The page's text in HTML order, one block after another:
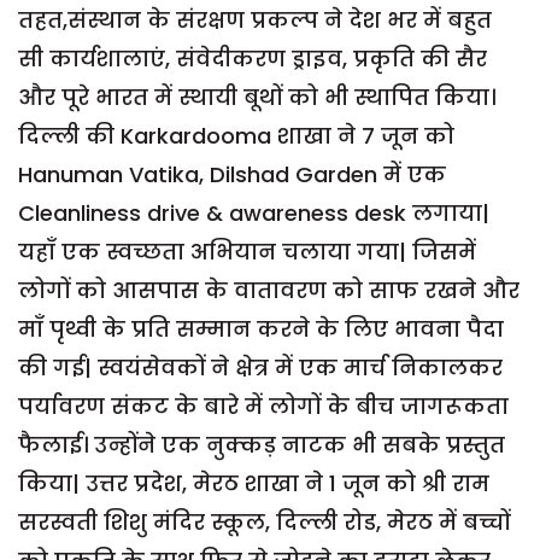
तहत,संस्थान के संरक्षण प्रकल्प ने देश भर में बहुत
सी कार्यशालाएं, संवेदीकरण ड्राइव, प्रकृति की सैर
और पूरे भारत में स्थायी बूथों को भी स्थापित किया।
दिल्ली की Karkardooma शाखा ने 7 जून को
Hanuman Vatika, Dilshad Garden में एक
Cleanliness drive & awareness desk लगाया|
यहाँ एक स्वच्छता अभियान चलाया गया| जिसमें
लोगों को आसपास के वातावरण को साफ रखने और
माँ पृथ्वी के प्रति सम्मान करने के लिए भावना पैदा
की गई| स्वयंसेवकों ने क्षेत्र में एक मार्च निकालकर
पर्यावरण संकट के बारे में लोगों के बीच जागरूकता
फैलाई। उन्होंने एक नुक्कड़ नाटक भी सबके प्रस्तुत
किया| उत्तर प्रदेश, मेरठ शाखा ने 1 जून को श्री राम
सरस्वती शिशु मंदिर स्कूल, दिल्ली रोड, मेरठ में बच्चों